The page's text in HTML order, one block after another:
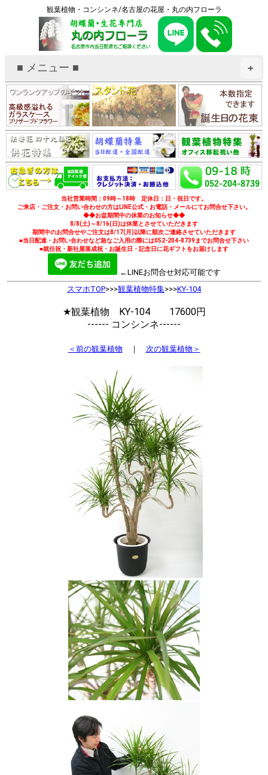
観葉植物・コンシンネ/名古屋の花屋・丸の内フローラ
+
■ メニュー ■
当社営業時間：09時～18時 定休日：日・祝日です。
ご来店・ご注文・お問い合わせの方はLINE公式・お電話・メールにてお問合せ下さい。
◆◆お盆期間中の休業のお知らせ◆◆
8/8(土)～8/16(日)は休業とさせていただきます
期間中のお問合せやご注文は8/17(月)以降に順次ご連絡させていただきます
■当日配達・お問い合わせなど急なご入用の際には052-204-8739までお問合せ下さい
■就任祝・新社屋落成祝・お誕生日・記念日に花ギフトをお届けします
←LINEお問合せ対応可能です
スマホTOP>>>観葉植物特集>>>KY-104
★観葉植物 KY-104 17600円
------ コンシンネ------
＜前の観葉植物 ｜ 次の観葉植物＞